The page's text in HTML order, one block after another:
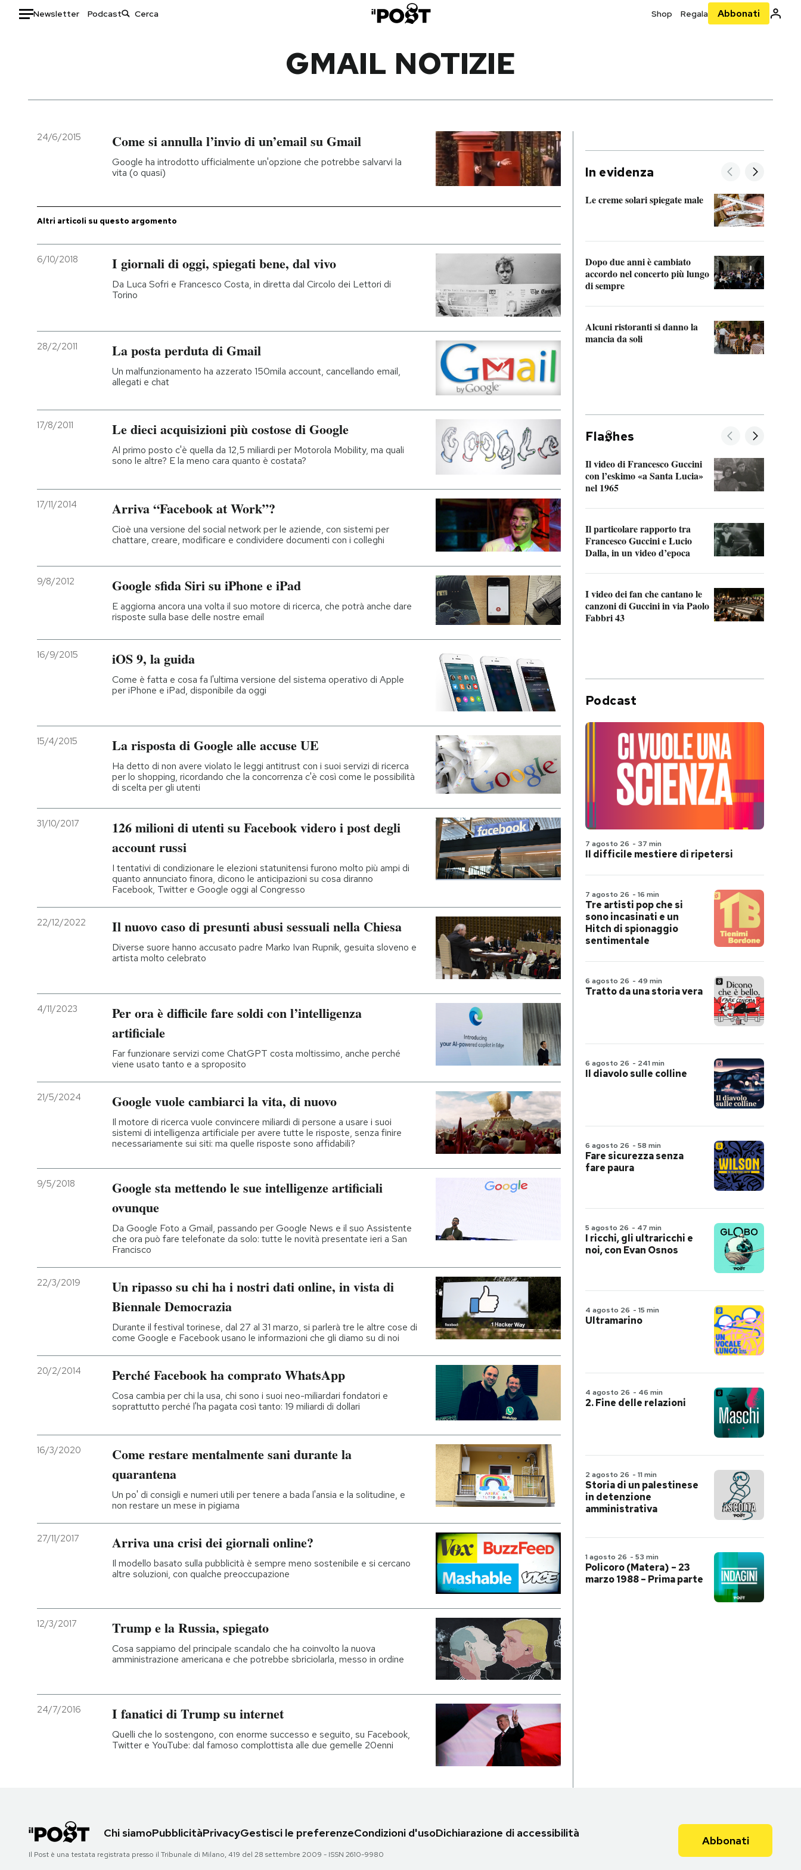
Newsletter Podcast Shop Regala Abbonati
Italia
Politica
Economia
Moda
Ok Boomer!
Altrecose
NEWSLETTER
I MIEI PREFERITI
SHOP
AREA PERSONALE
GMAIL NOTIZIE
24/6/2015 Come si annulla l’invio di un’email su Gmail
Google ha introdotto ufficialmente un'opzione che potrebbe salvarvi la
vita (o quasi)
Altri articoli su questo argomento
6/10/2018 I giornali di oggi, spiegati bene, dal vivo
Da Luca Sofri e Francesco Costa, in diretta dal Circolo dei Lettori di
Torino
28/2/2011 La posta perduta di Gmail
Un malfunzionamento ha azzerato 150mila account, cancellando email,
allegati e chat
17/8/2011 Le dieci acquisizioni più costose di Google
Al primo posto c'è quella da 12,5 miliardi per Motorola Mobility, ma quali
sono le altre? E la meno cara quanto è costata?
17/11/2014 Arriva “Facebook at Work”?
Cioè una versione del social network per le aziende, con sistemi per
chattare, creare, modificare e condividere documenti con i colleghi
9/8/2012 Google sfida Siri su iPhone e iPad
E aggiorna ancora una volta il suo motore di ricerca, che potrà anche dare
risposte sulla base delle nostre email
16/9/2015 iOS 9, la guida
Come è fatta e cosa fa l'ultima versione del sistema operativo di Apple
per iPhone e iPad, disponibile da oggi
15/4/2015 La risposta di Google alle accuse UE
Ha detto di non avere violato le leggi antitrust con i suoi servizi di ricerca
per lo shopping, ricordando che la concorrenza c'è così come le possibilità
di scelta per gli utenti
31/10/2017
126 milioni di utenti su Facebook videro i post degli
account russi
I tentativi di condizionare le elezioni statunitensi furono molto più ampi di
quanto annunciato finora, dicono le anticipazioni su cosa diranno
Facebook, Twitter e Google oggi al Congresso
22/12/2022 Il nuovo caso di presunti abusi sessuali nella Chiesa
Diverse suore hanno accusato padre Marko Ivan Rupnik, gesuita sloveno e
artista molto celebrato
4/11/2023
Per ora è difficile fare soldi con l’intelligenza
artificiale
Far funzionare servizi come ChatGPT costa moltissimo, anche perché
viene usato tanto e a sproposito
21/5/2024 Google vuole cambiarci la vita, di nuovo
Il motore di ricerca vuole convincere miliardi di persone a usare i suoi
sistemi di intelligenza artificiale per avere tutte le risposte, senza finire
necessariamente sui siti: ma quelle risposte sono affidabili?
9/5/2018
Google sta mettendo le sue intelligenze artificiali
ovunque
Da Google Foto a Gmail, passando per Google News e il suo Assistente
che ora può fare telefonate da solo: tutte le novità presentate ieri a San
Francisco
22/3/2019
Un ripasso su chi ha i nostri dati online, in vista di
Biennale Democrazia
Durante il festival torinese, dal 27 al 31 marzo, si parlerà tre le altre cose di
come Google e Facebook usano le informazioni che gli diamo su di noi
20/2/2014 Perché Facebook ha comprato WhatsApp
Cosa cambia per chi la usa, chi sono i suoi neo-miliardari fondatori e
soprattutto perché l'ha pagata così tanto: 19 miliardi di dollari
16/3/2020
Come restare mentalmente sani durante la
quarantena
Un po' di consigli e numeri utili per tenere a bada l'ansia e la solitudine, e
non restare un mese in pigiama
27/11/2017 Arriva una crisi dei giornali online?
Il modello basato sulla pubblicità è sempre meno sostenibile e si cercano
altre soluzioni, con qualche preoccupazione
12/3/2017 Trump e la Russia, spiegato
Cosa sappiamo del principale scandalo che ha coinvolto la nuova
amministrazione americana e che potrebbe sbriciolarla, messo in ordine
24/7/2016 I fanatici di Trump su internet
Quelli che lo sostengono, con enorme successo e seguito, su Facebook,
Twitter e YouTube: dal famoso complottista alle due gemelle 20enni
In evidenza
Le creme solari spiegate male
Dopo due anni è cambiato
accordo nel concerto più lungo
di sempre
Alcuni ristoranti si danno la
mancia da soli
Fla hes
Il video di Francesco Guccini
con l’eskimo «a Santa Lucia»
nel 1965
Il particolare rapporto tra
Francesco Guccini e Lucio
Dalla, in un video d’epoca
I video dei fan che cantano le
canzoni di Guccini in via Paolo
Fabbri 43
Podcast
7 agosto 26 - 37 min
Il difficile mestiere di ripetersi
7 agosto 26 - 16 min
Tre artisti pop che si
sono incasinati e un
Hitch di spionaggio
sentimentale
6 agosto 26 - 49 min
Tratto da una storia vera
6 agosto 26 - 241 min
Il diavolo sulle colline
6 agosto 26 - 58 min
Fare sicurezza senza
fare paura
5 agosto 26 - 47 min
I ricchi, gli ultraricchi e
noi, con Evan Osnos
4 agosto 26 - 15 min
Ultramarino
4 agosto 26 - 46 min
2. Fine delle relazioni
2 agosto 26 - 11 min
Storia di un palestinese
in detenzione
amministrativa
1 agosto 26 - 53 min
Policoro (Matera) – 23
marzo 1988 – Prima parte
Chi siamoPubblicitàPrivacyGestisci le preferenzeCondizioni d'usoDichiarazione di accessibilità
Il Post è una testata registrata presso il Tribunale di Milano, 419 del 28 settembre 2009 - ISSN 2610-9980
Abbonati